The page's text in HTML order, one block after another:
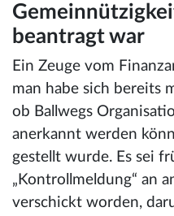
beantragt war
Ein Zeuge vom
man habe sich bereits
ob Ballwegs
anerkannt werden
gestellt wurde. Es sei
„Kontrollmeldung“ an
verschickt worden,